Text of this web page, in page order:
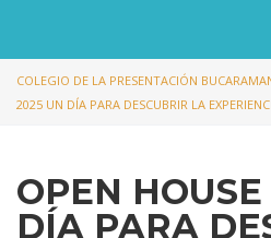
COLEGIO DE LA PRESENTACIÓN
2025 UN DÍA PARA DESCUBRIR LA
OPEN
DÍA PARA